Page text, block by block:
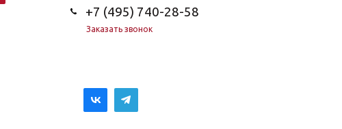
+7 (495) 740-28-58
Заказать звонок